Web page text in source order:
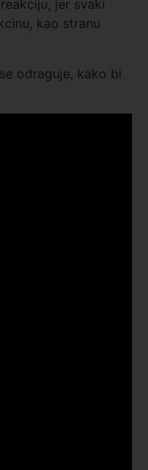
jer svaki
kao stranu
odraguje, kako bi